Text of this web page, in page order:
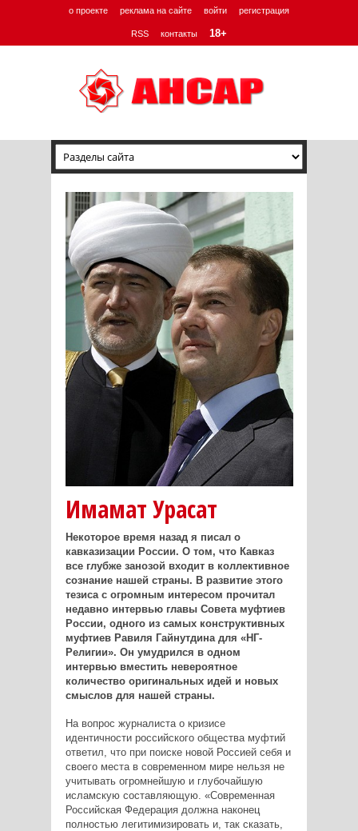
о проекте реклама на сайте войти регистрация
RSS контакты 18+
Имамат Урасат
Некоторое время назад я писал о
кавказизации России. О том, что Кавказ
все глубже занозой входит в коллективное
сознание нашей страны. В развитие этого
тезиса с огромным интересом прочитал
недавно интервью главы Совета муфтиев
России, одного из самых конструктивных
муфтиев Равиля Гайнутдина для «НГ-
Религии». Он умудрился в одном
интервью вместить невероятное
количество оригинальных идей и новых
смыслов для нашей страны.
На вопрос журналиста о кризисе
идентичности российского общества муфтий
ответил, что при поиске новой Россией себя и
своего места в современном мире нельзя не
учитывать огромнейшую и глубочайшую
исламскую составляющую. «Современная
Российская Федерация должна наконец
полностью легитимизировать и, так сказать,